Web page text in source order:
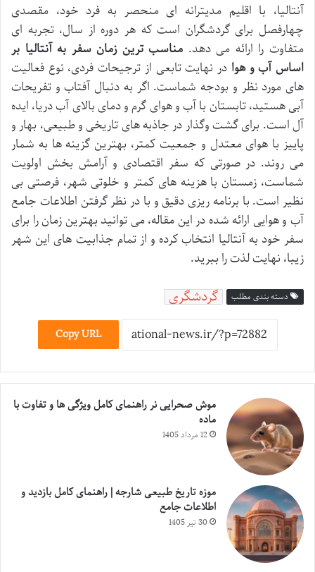
آنتالیا، با اقلیم مدیترانه ای منحصر به فرد خود، مقصدی
چهارفصل برای گردشگران است که هر دوره از سال، تجربه ای
متفاوت را ارائه می دهد. مناسب ترین زمان سفر به آنتالیا بر
اساس آب و هوا در نهایت تابعی از ترجیحات فردی، نوع فعالیت
های مورد نظر و بودجه شماست. اگر به دنبال آفتاب و تفریحات
آبی هستید، تابستان با آب و هوای گرم و دمای بالای آب دریا، ایده
آل است. برای گشت وگذار در جاذبه های تاریخی و طبیعی، بهار و
پاییز با هوای معتدل و جمعیت کمتر، بهترین گزینه ها به شمار
می روند. در صورتی که سفر اقتصادی و آرامش بخش اولویت
شماست، زمستان با هزینه های کمتر و خلوتی شهر، فرصتی بی
نظیر است. با برنامه ریزی دقیق و با در نظر گرفتن اطلاعات جامع
آب و هوایی ارائه شده در این مقاله، می توانید بهترین زمان را برای
سفر خود به آنتالیا انتخاب کرده و از تمام جذابیت های این شهر
زیبا، نهایت لذت را ببرید.
دسته بندی مطلب گردشگری
Copy URL
موش صحرایی نر راهنمای کامل ویژگی ها و تفاوت با
ماده
12 مرداد 1405
موزه تاریخ طبیعی شارجه | راهنمای کامل بازدید و
اطلاعات جامع
30 تیر 1405